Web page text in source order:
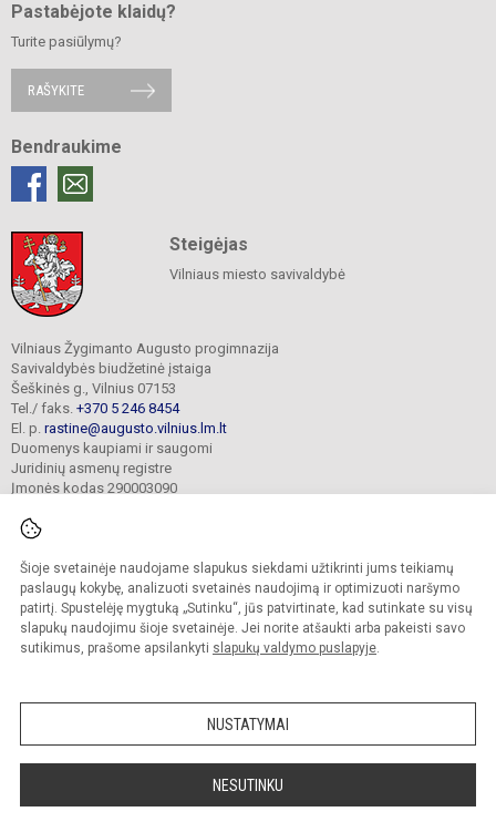
Šioje svetainėje naudojame slapukus siekdami užtikrinti jums teikiamų
paslaugų kokybę, analizuoti svetainės naudojimą ir optimizuoti naršymo
patirtį. Spustelėję mygtuką „Sutinku“, jūs patvirtinate, kad sutinkate su visų
slapukų naudojimu šioje svetainėje. Jei norite atšaukti arba pakeisti savo
sutikimus, prašome apsilankyti slapukų valdymo puslapyje.
NUSTATYMAI
NESUTINKU
Pastabėjote klaidų?
Turite pasiūlymų?
RAŠYKITE
Bendraukime
Steigėjas
Vilniaus miesto savivaldybė
Vilniaus Žygimanto Augusto progimnazija
Savivaldybės biudžetinė įstaiga
Šeškinės g., Vilnius 07153
Tel./ faks. +370 5 246 8454
El. p. rastine@augusto.vilnius.lm.lt
Duomenys kaupiami ir saugomi
Juridinių asmenų registre
Įmonės kodas 290003090
© 2021. Vilniaus Žygimanto Augusto progimnazija. Visos teisės saugomos.
Kopijuoti turinį be raštiško mokyklos sutikimo griežtai draudžiama.
Versija neįgaliesiems Slapukų valdymas